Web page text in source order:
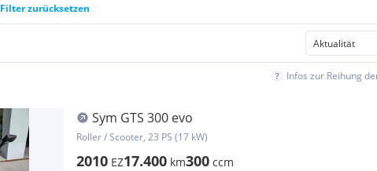
Filter zurücksetzen
Infos zur Reihung
Sym GTS 300 evo
Roller / Scooter, 23 PS (17 kW)
2010 EZ17.400 km300 ccm